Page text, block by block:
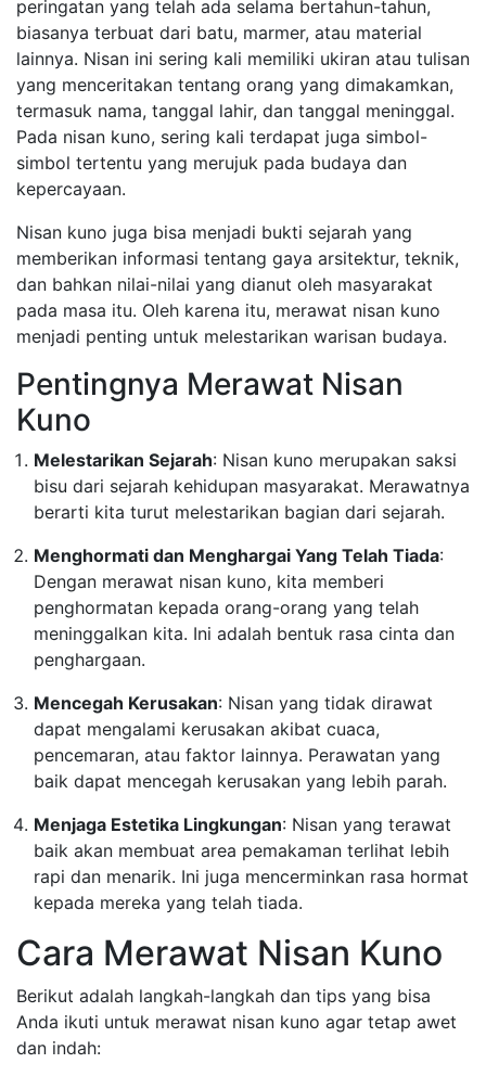
peringatan yang telah ada selama bertahun-tahun,
biasanya terbuat dari batu, marmer, atau material
lainnya. Nisan ini sering kali memiliki ukiran atau tulisan
yang menceritakan tentang orang yang dimakamkan,
termasuk nama, tanggal lahir, dan tanggal meninggal.
Pada nisan kuno, sering kali terdapat juga simbol-
simbol tertentu yang merujuk pada budaya dan
kepercayaan.
Nisan kuno juga bisa menjadi bukti sejarah yang
memberikan informasi tentang gaya arsitektur, teknik,
dan bahkan nilai-nilai yang dianut oleh masyarakat
pada masa itu. Oleh karena itu, merawat nisan kuno
menjadi penting untuk melestarikan warisan budaya.
Pentingnya Merawat Nisan
Kuno
Melestarikan Sejarah: Nisan kuno merupakan saksi
bisu dari sejarah kehidupan masyarakat. Merawatnya
berarti kita turut melestarikan bagian dari sejarah.
Menghormati dan Menghargai Yang Telah Tiada:
Dengan merawat nisan kuno, kita memberi
penghormatan kepada orang-orang yang telah
meninggalkan kita. Ini adalah bentuk rasa cinta dan
penghargaan.
Mencegah Kerusakan: Nisan yang tidak dirawat
dapat mengalami kerusakan akibat cuaca,
pencemaran, atau faktor lainnya. Perawatan yang
baik dapat mencegah kerusakan yang lebih parah.
Menjaga Estetika Lingkungan: Nisan yang terawat
baik akan membuat area pemakaman terlihat lebih
rapi dan menarik. Ini juga mencerminkan rasa hormat
kepada mereka yang telah tiada.
Cara Merawat Nisan Kuno
Berikut adalah langkah-langkah dan tips yang bisa
Anda ikuti untuk merawat nisan kuno agar tetap awet
dan indah: